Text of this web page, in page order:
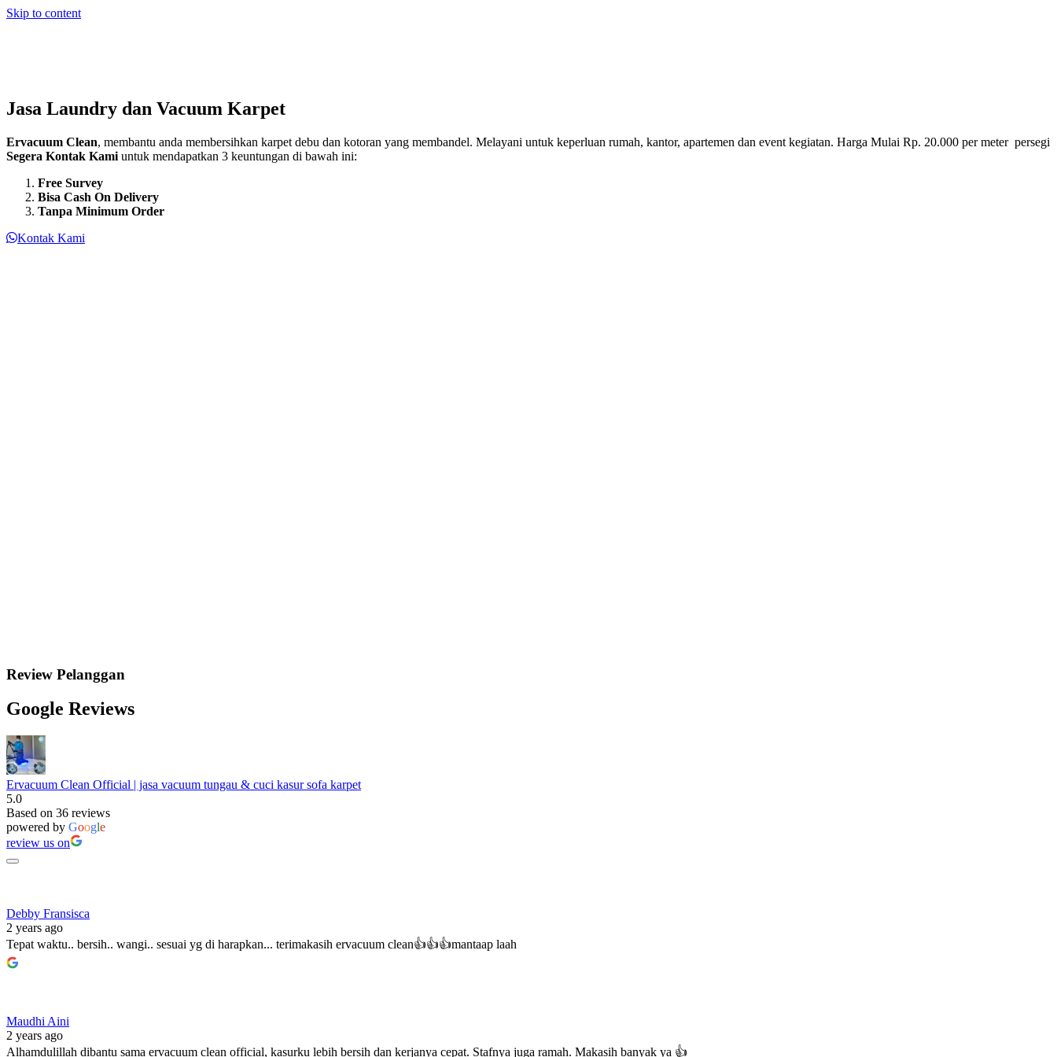
Skip to content
Jasa Laundry dan Vacuum Karpet
Ervacuum Clean, membantu anda membersihkan karpet debu dan kotoran yang membandel. Melayani untuk keperluan rumah, kantor, apartemen dan event kegiatan. Harga Mulai Rp. 20.000 per meter persegi
Segera Kontak Kami untuk mendapatkan 3 keuntungan di bawah ini:
Free Survey
Bisa Cash On Delivery
Tanpa Minimum Order
Kontak Kami
Review Pelanggan
Google Reviews
Ervacuum Clean Official | jasa vacuum tungau & cuci kasur sofa karpet
5.0
Based on 36 reviews
powered by Google
review us on
Debby Fransisca
2 years ago
Tepat waktu.. bersih.. wangi.. sesuai yg di harapkan... terimakasih ervacuum clean👍👍👍mantaap laah
Maudhi Aini
2 years ago
Alhamdulillah dibantu sama ervacuum clean official, kasurku lebih bersih dan kerjanya cepat. Stafnya juga ramah. Makasih banyak ya 👍